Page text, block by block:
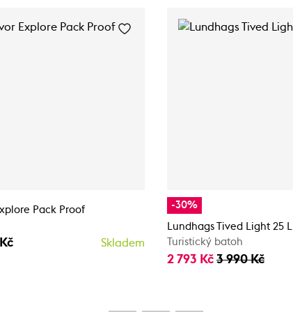
Pack Proof
Skladem
-30%
Lundhags Tived Light 25 L
Turistický batoh
2 793 Kč 3 990 Kč